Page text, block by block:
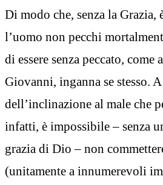
Di modo che, senza la Grazia,
l’uomo non pecchi
di essere senza peccato, come
Giovanni, inganna se stesso. A
dell’inclinazione al male che
infatti, è impossibile – senza
grazia di Dio – non
(unitamente a innumerevoli